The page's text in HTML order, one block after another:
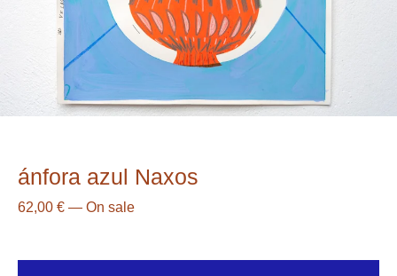
ánfora azul Naxos
62,00 € — On sale